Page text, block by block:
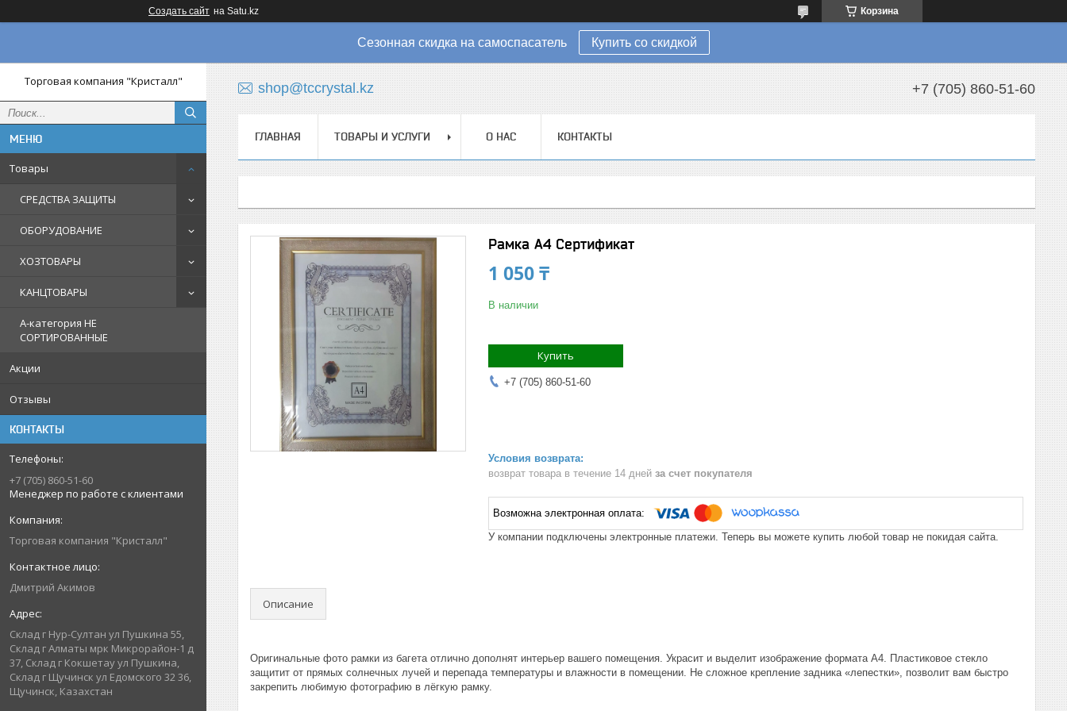
Создать сайт на Satu.kz Корзина
Сезонная скидка на самоспасатель Купить со скидкой
Торговая компания "Кристалл"
Товары
СРЕДСТВА ЗАЩИТЫ
ОБОРУДОВАНИЕ
ХОЗТОВАРЫ
КАНЦТОВАРЫ
A-категория НЕ
СОРТИРОВАННЫЕ
Акции
Отзывы
КОНТАКТЫ
+7 (705) 860-51-60
Менеджер по работе с клиентами
Торговая компания "Кристалл"
Дмитрий Акимов
Склад г Нур-Султан ул Пушкина 55,
Склад г Алматы мрк Микрорайон-1 д
37, Склад г Кокшетау ул Пушкина,
Склад г Щучинск ул Едомского 32 36,
Щучинск, Казахстан
shop@tccrystal.kz +7 (705) 860-51-60
ГЛАВНАЯ ТОВАРЫ И УСЛУГИ О НАС КОНТАКТЫ
Рамка А4 Сертификат
1 050 ₸
В наличии
Купить
+7 (705) 860-51-60
возврат товара в течение 14 дней за счет покупателя
У компании подключены электронные платежи. Теперь вы можете купить любой товар не покидая сайта.
Описание
Оригинальные фото рамки из багета отлично дополнят интерьер вашего помещения. Украсит и выделит изображение формата А4. Пластиковое стекло
защитит от прямых солнечных лучей и перепада температуры и влажности в помещении. Не сложное крепление задника «лепестки», позволит вам быстро
закрепить любимую фотографию в лёгкую рамку.